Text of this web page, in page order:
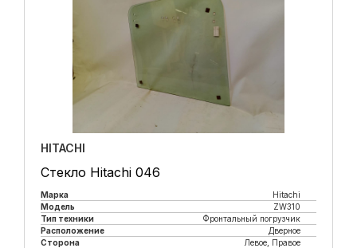
HITACHI
Стекло Hitachi 046
Марка
Hitachi
Модель
ZW310
Тип техники
Фронтальный погрузчик
Расположение
Дверное
Сторона
Левое, Правое